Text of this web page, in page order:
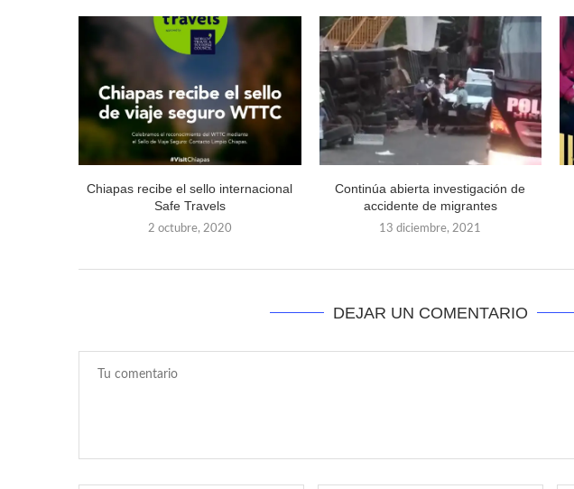
Chiapas recibe el sello internacional
Safe Travels
2 octubre, 2020
Continúa abierta investigación de
accidente de migrantes
13 diciembre, 2021
DEJAR UN COMENTARIO